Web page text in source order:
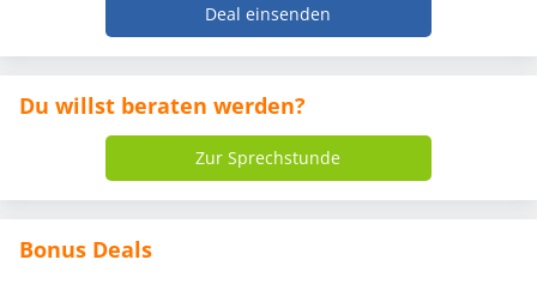
Deal einsenden
Du willst beraten werden?
Zur Sprechstunde
Bonus Deals